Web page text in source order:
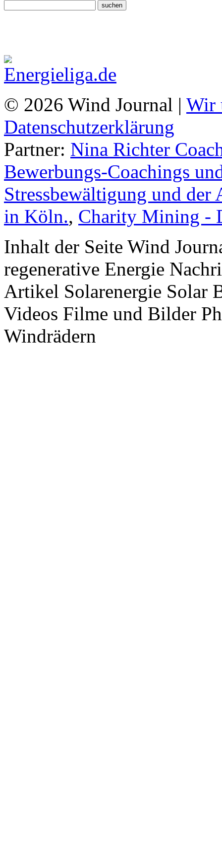
© 2026 Wind Journal | Wir
Datenschutzerklärung
Partner: Nina Richter
Bewerbungs-Coachings
Stressbewältigung und
in Köln., Charity Mining -
Inhalt der Seite Wind
regenerative Energie
Artikel Solarenergie Solar
Videos Filme und Bilder
Windrädern